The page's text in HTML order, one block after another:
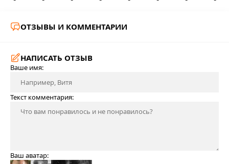
ОТЗЫВЫ И КОММЕНТАРИИ
НАПИСАТЬ ОТЗЫВ
Ваше имя:
Текст комментария:
Ваш аватар: